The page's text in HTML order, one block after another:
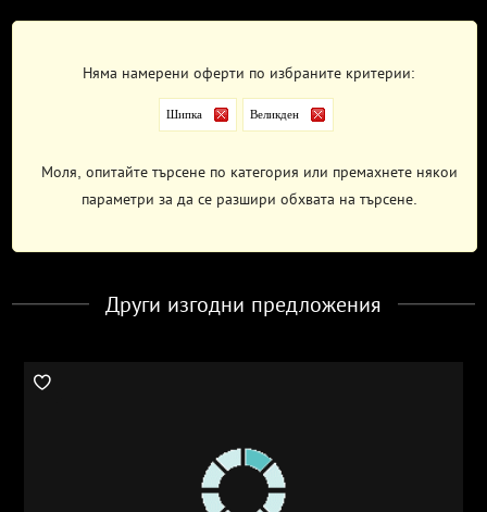
Няма намерени оферти по избраните критерии:
Шипка Великден
Моля, опитайте търсене по категория или премахнете някои
параметри за да се разшири обхвата на търсене.
Други изгодни предложения